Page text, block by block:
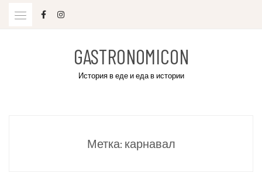
GASTRONOMICON
История в еде и еда в истории
Метка: карнавал